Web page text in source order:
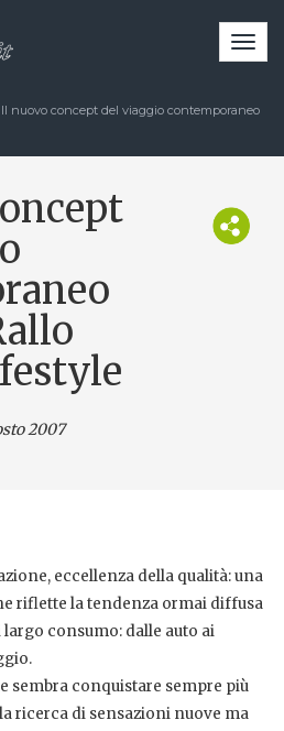
Il nuovo concept del viaggio contemporaneo
2007
eccellenza della qualità: una
riflette la tendenza ormai diffusa
consumo: dalle auto ai
sembra conquistare sempre più
ricerca di sensazioni nuove ma